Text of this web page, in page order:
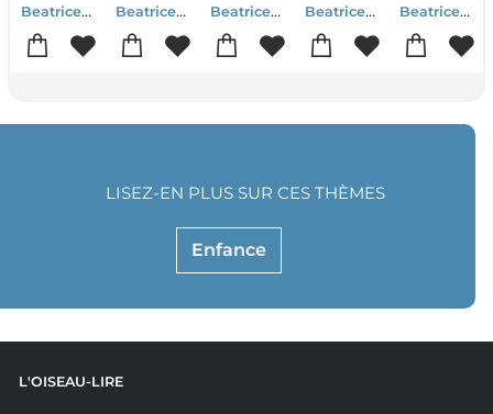
Beatrice Copper-royer-Marie Guyot
Beatrice Copper-royer-Marie Guyot-Astridm
Beatrice Copper-royer-Marie Guyot
Beatrice Copper-royer-Marie Guyot
Beatrice Copper-royer-Marie Guyot
Enfance
LISEZ-EN PLUS SUR CES THÈMES
L'OISEAU-LIRE